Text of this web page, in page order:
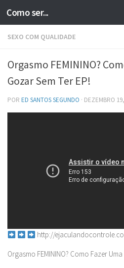
Skip to content
Como ser...
SEXO COM QUALIDADE
Orgasmo FEMININO?
Gozar Sem Ter EP!
POR ED SANTOS SEGUNDO · DEZEMBRO
http://
Orgasmo FEMININO? Como Fazer